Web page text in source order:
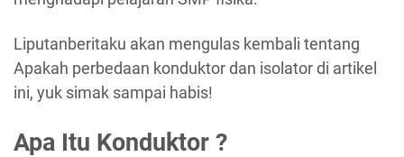
Liputanberitaku akan mengulas kembali tentang
Apakah perbedaan konduktor dan isolator di artikel
ini, yuk simak sampai habis!
Apa Itu Konduktor ?